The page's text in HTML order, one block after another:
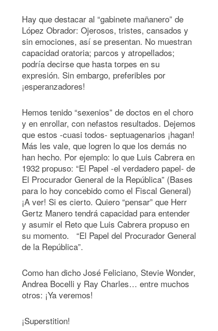
Hay que destacar al “gabinete mañanero” de
López Obrador: Ojerosos, tristes, cansados y
sin emociones, así se presentan. No muestran
capacidad oratoria; parcos y atropellados;
podría decirse que hasta torpes en su
expresión. Sin embargo, preferibles por
¡esperanzadores!
Hemos tenido “sexenios” de doctos en el choro
y en enrollar, con nefastos resultados. Dejemos
que estos -cuasi todos- septuagenarios ¡hagan!
Más les vale, que logren lo que los demás no
han hecho. Por ejemplo: lo que Luis Cabrera en
1932 propuso: “El Papel -el verdadero papel- de
El Procurador General de la República” (Bases
para lo hoy concebido como el Fiscal General)
¡A ver! Si es cierto. Quiero “pensar” que Herr
Gertz Manero tendrá capacidad para entender
y asumir el Reto que Luis Cabrera propuso en
su momento. “El Papel del Procurador General
de la República”.
Como han dicho José Feliciano, Stevie Wonder,
Andrea Bocelli y Ray Charles… entre muchos
otros: ¡Ya veremos!
¡Superstition!